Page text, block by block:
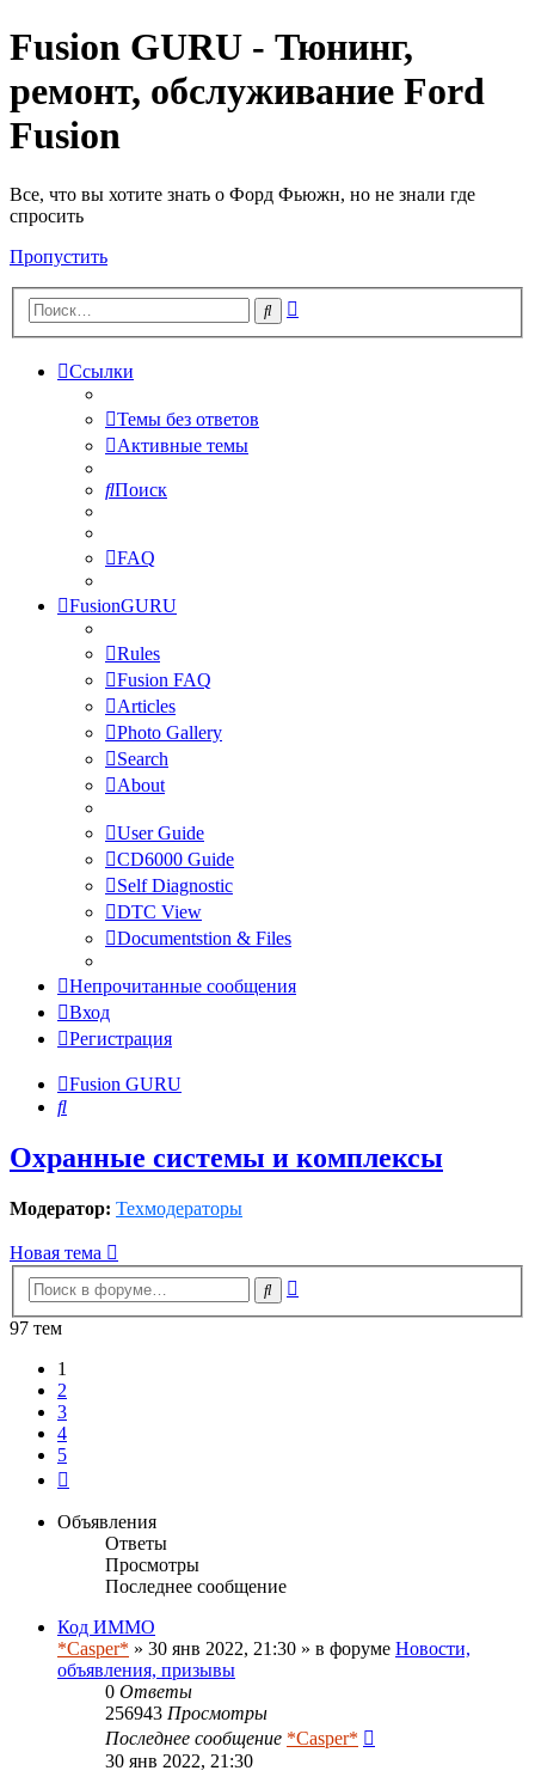
Fusion GURU - Тюнинг,
ремонт, обслуживание Ford
Fusion
Все, что вы хотите знать о Форд Фьюжн, но не знали где
спросить
Пропустить
Поиск
Ссылки
Темы без ответов
Активные темы
Поиск
FAQ
FusionGURU
Rules
Fusion FAQ
Articles
Photo Gallery
Search
About
User Guide
CD6000 Guide
Self Diagnostic
DTC View
Documentstion & Files
Непрочитанные сообщения
Вход
Регистрация
Fusion GURU
Поиск
Охранные системы и комплексы
Модератор: Техмодераторы
Новая тема
Поиск
97 тем
1
2
3
4
5
Объявления
Ответы
Просмотры
Последнее сообщение
Код ИММО
*Casper* » 30 янв 2022, 21:30 » в форуме Новости,
объявления, призывы
0 Ответы
256943 Просмотры
Последнее сообщение *Casper*
30 янв 2022, 21:30